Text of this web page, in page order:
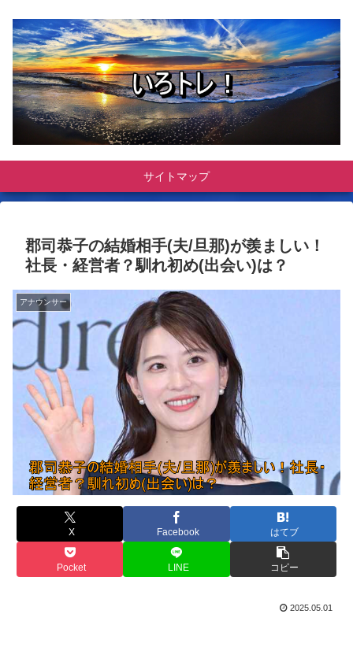
サイトマップ
郡司恭子の結婚相手(夫/旦那)が羨ましい！
社長・経営者？馴れ初め(出会い)は？
アナウンサー
X Facebook はてブ
Pocket LINE コピー
2025.05.01